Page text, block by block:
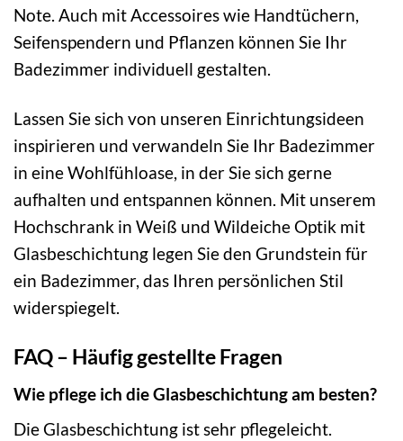
Note. Auch mit Accessoires wie Handtüchern,
Seifenspendern und Pflanzen können Sie Ihr
Badezimmer individuell gestalten.
Lassen Sie sich von unseren Einrichtungsideen
inspirieren und verwandeln Sie Ihr Badezimmer
in eine Wohlfühloase, in der Sie sich gerne
aufhalten und entspannen können. Mit unserem
Hochschrank in Weiß und Wildeiche Optik mit
Glasbeschichtung legen Sie den Grundstein für
ein Badezimmer, das Ihren persönlichen Stil
widerspiegelt.
FAQ – Häufig gestellte Fragen
Wie pflege ich die Glasbeschichtung am besten?
Die Glasbeschichtung ist sehr pflegeleicht.